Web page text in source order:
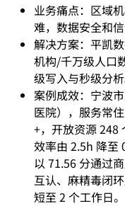
业务痛点：区域
难，数据安全和
解决方案：平凯
机构/千万级人口
级写入与秒级分析
案例成效：宁波
医院），服务常
+，开放资源 248
效率由 2.5h 降至
以 71.56 分通过
互认、麻精毒闭
短至 2 个工作日。